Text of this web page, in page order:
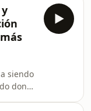
de
siendo
donde